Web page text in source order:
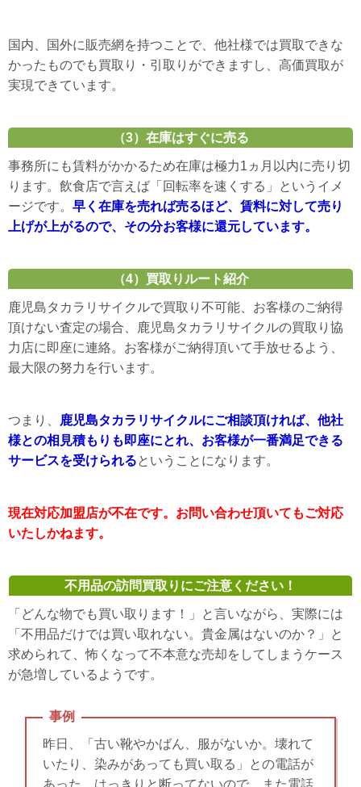
国内、国外に販売網を持つことで、他社様では買取できな
かったものでも買取り・引取りができますし、高価買取が
実現できています。
（3）在庫はすぐに売る
事務所にも賃料がかかるため在庫は極力1ヵ月以内に売り切
ります。飲食店で言えば「回転率を速くする」というイメ
ージです。 早く在庫を売れば売るほど、賃料に対して売り
上げが上がるので、その分お客様に還元しています。
（4）買取りルート紹介
鹿児島タカラリサイクルで買取り不可能、お客様のご納得
頂けない査定の場合、鹿児島タカラリサイクルの買取り協
力店に即座に連絡。お客様がご納得頂いて手放せるよう、
最大限の努力を行います。
つまり、
鹿児島タカラリサイクルにご相談頂ければ、他社
様との相見積もりも即座にとれ、お客様が一番満足できる
サービスを受けられるということになります。
現在対応加盟店が不在です。お問い合わせ頂いてもご対応
いたしかねます。
不用品の訪問買取りにご注意ください！
「どんな物でも買い取ります！」と言いながら、実際には
「不用品だけでは買い取れない。貴金属はないのか？」と
求められて、怖くなって不本意な売却をしてしまうケース
が急増しているようです。
事例
昨日、「古い靴やかばん、服がないか。壊れて
いたり、染みがあっても買い取る」との電話が
あった。はっきりと断ってないので、また電話